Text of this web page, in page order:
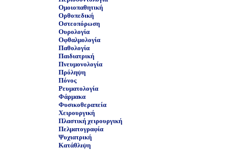
Ομοιοπαθητική
Ορθοπεδική
Οστεοπόρωση
Ουρολογία
Οφθαλμολογία
Παθολογία
Παιδιατρική
Πνευμονολογία
Πρόληψη
Πόνος
Ρευματολογία
Φάρμακα
Φυσικοθεραπεία
Χειρουργική
Πλαστική χειρουργική
Πελματογραφία
Ψυχιατρική
Κατάθλιψη